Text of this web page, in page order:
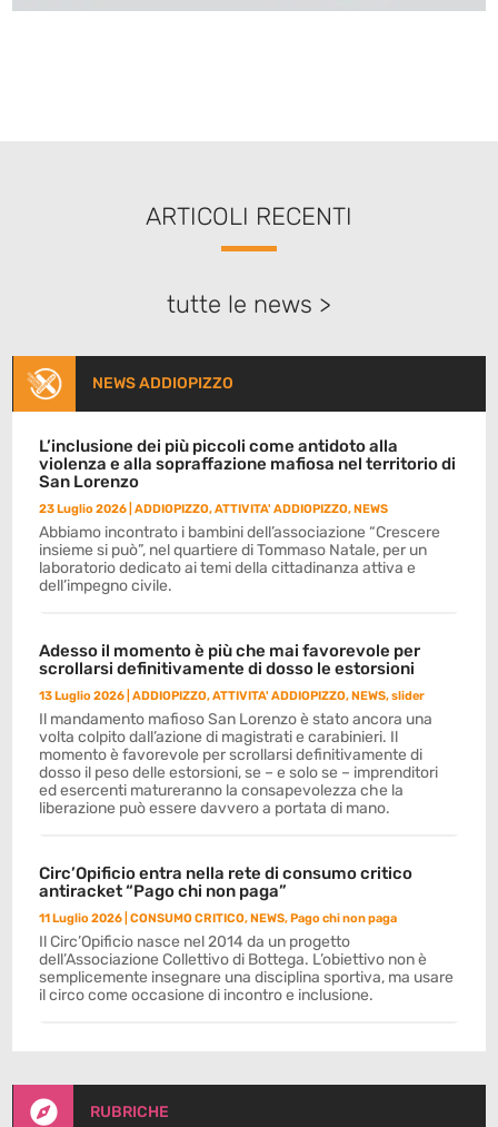
ARTICOLI RECENTI
tutte le news >
NEWS ADDIOPIZZO
L’inclusione dei più piccoli come antidoto alla
violenza e alla sopraffazione mafiosa nel territorio di
San Lorenzo
23 Luglio 2026 |ADDIOPIZZO,ATTIVITA' ADDIOPIZZO,NEWS
Abbiamo incontrato i bambini dell’associazione “Crescere
insieme si può”, nel quartiere di Tommaso Natale, per un
laboratorio dedicato ai temi della cittadinanza attiva e
dell’impegno civile.
Adesso il momento è più che mai favorevole per
scrollarsi definitivamente di dosso le estorsioni
13 Luglio 2026 |ADDIOPIZZO,ATTIVITA' ADDIOPIZZO,NEWS,slider
Il mandamento mafioso San Lorenzo è stato ancora una
volta colpito dall’azione di magistrati e carabinieri. Il
momento è favorevole per scrollarsi definitivamente di
dosso il peso delle estorsioni, se – e solo se – imprenditori
ed esercenti matureranno la consapevolezza che la
liberazione può essere davvero a portata di mano.
Circ’Opificio entra nella rete di consumo critico
antiracket “Pago chi non paga”
11 Luglio 2026 |CONSUMO CRITICO,NEWS,Pago chi non paga
Il Circ’Opificio nasce nel 2014 da un progetto
dell’Associazione Collettivo di Bottega. L’obiettivo non è
semplicemente insegnare una disciplina sportiva, ma usare
il circo come occasione di incontro e inclusione.
 RUBRICHE